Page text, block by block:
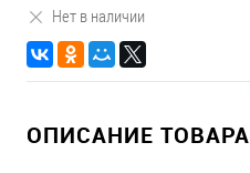
Нет в наличии
ОПИСАНИЕ ТОВАРА